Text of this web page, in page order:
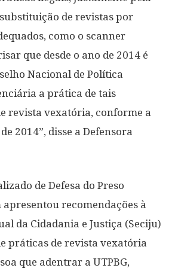
de revistas por
como o scanner
que desde o ano de 2014 é
Nacional de Política
a prática de tais
revista vexatória, conforme a
2014”, disse a Defensora
de Defesa do Preso
recomendações à
da Cidadania e Justiça (Seciju)
práticas de revista vexatória
que adentrar a UTPBG,